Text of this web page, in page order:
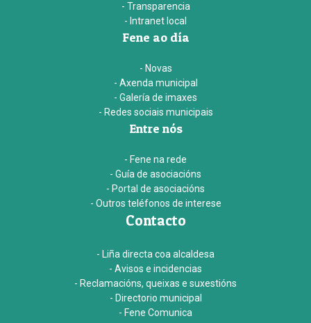
- Transparencia
- Intranet local
Fene ao día
- Novas
- Axenda municipal
- Galería de imaxes
- Redes sociais municipais
Entre nós
- Fene na rede
- Guía de asociacións
- Portal de asociacións
- Outros teléfonos de interese
Contacto
- Liña directa coa alcaldesa
- Avisos e incidencias
- Reclamacións, queixas e suxestións
- Directorio municipal
- Fene Comunica